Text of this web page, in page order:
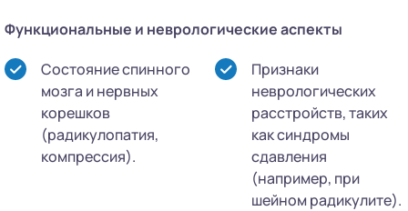
Функциональные и неврологические аспекты
Состояние спинного
мозга и нервных
корешков
(радикулопатия,
компрессия).
Признаки
неврологических
расстройств, таких
как синдромы
сдавления
(например, при
шейном радикулите).